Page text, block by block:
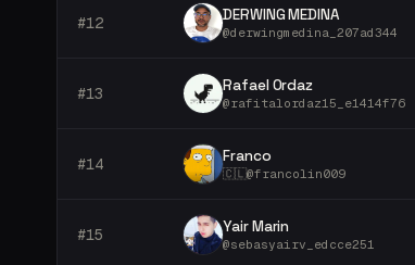
#12 DERWING MEDINA
@derwingmedina_207ad344
#13 Rafael Ordaz
@rafitalordaz15_e1414f76
#14 Franco
🇨🇱 @francolin009
#15 Yair Marin
@sebasyairv_edcce251